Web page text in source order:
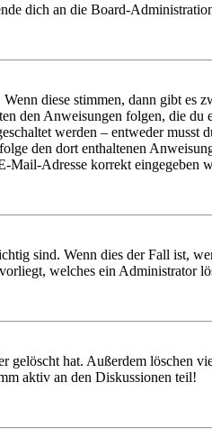
dich an die Board-
diese stimmen, dann gibt es
den Anweisungen folgen, die
werden – entweder musst
den dort enthaltenen
Adresse korrekt eingegeben
sind. Wenn dies der Fall ist,
welches ein Administrator
hat. Außerdem löschen
aktiv an den Diskussionen teil!